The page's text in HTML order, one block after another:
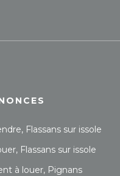
Flassans sur issole
Flassans sur issole
à louer, Pignans